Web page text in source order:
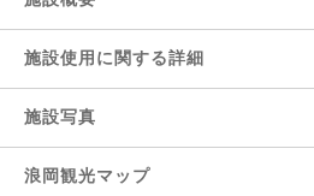
施設使用に関する詳細
施設写真
浪岡観光マップ